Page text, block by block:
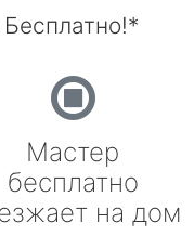
Мастер
бесплатно
на дом